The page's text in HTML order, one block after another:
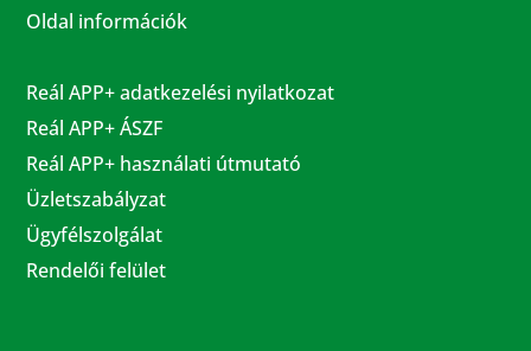
Oldal információk
Reál APP+ adatkezelési nyilatkozat
Reál APP+ ÁSZF
Reál APP+ használati útmutató
Üzletszabályzat
Ügyfélszolgálat
Rendelői felület